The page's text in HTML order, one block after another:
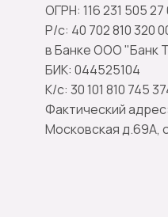
ОГРН: 116 231 505 27
Р/с: 40 702 810 320
в Банке ООО "Банк
БИК: 044525104
К/с: 30 101 810 745
Фактический
Московская д.69А,